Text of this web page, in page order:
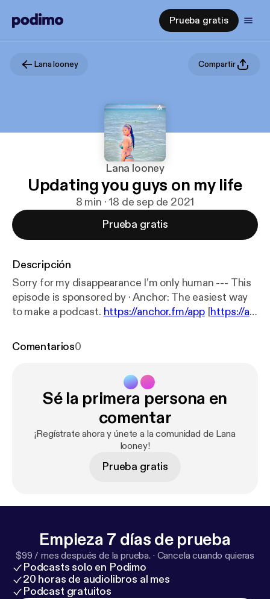
Prueba gratis
Lana looney Compartir
Lana looney
Updating you guys on my life
8 min · 18 de sep de 2021
Prueba gratis
Descripción
Sorry for my disappearance I’m only human --- This
episode is sponsored by · Anchor: The easiest way
to make a podcast. https://anchor.fm/app[https://an
Comentarios0
Sé la primera persona en
comentar
¡Regístrate ahora y únete a la comunidad de Lana
looney!
Prueba gratis
Empieza 7 días de prueba
$99 / mes después de la prueba. · Cancela cuando quieras
Podcasts solo en Podimo
20 horas de audiolibros al mes
Podcast gratuitos